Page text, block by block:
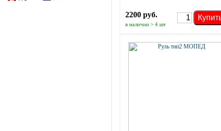
2200 руб.
в наличии > 4 шт